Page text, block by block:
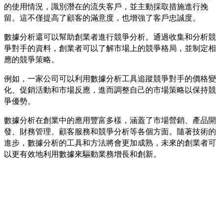
的使用情況，識別潛在的流失客戶，並主動採取措施進行挽
留。這不僅提高了顧客的滿意度，也增強了客戶忠誠度。
數據分析還可以幫助創業者進行競爭分析。通過收集和分析競
爭對手的資料，創業者可以了解市場上的競爭格局，並制定相
應的競爭策略。
例如，一家公司可以利用數據分析工具追蹤競爭對手的價格變
化、促銷活動和市場反應，進而調整自己的市場策略以保持競
爭優勢。
數據分析在創業中的應用豐富多樣，涵蓋了市場營銷、產品開
發、財務管理、顧客服務和競爭分析等各個方面。隨著技術的
進步，數據分析的工具和方法將會更加成熟，未來的創業者可
以更有效地利用數據來驅動業務增長和創新。